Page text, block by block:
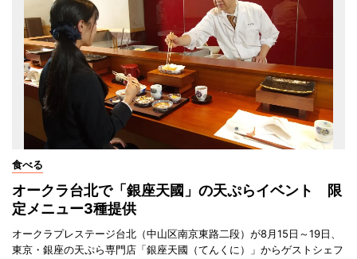
食べる
オークラ台北で「銀座天國」の天ぷらイベント 限
定メニュー3種提供
オークラプレステージ台北（中山区南京東路二段）が8月15日～19日、
東京・銀座の天ぷら専門店「銀座天國（てんくに）」からゲストシェフ